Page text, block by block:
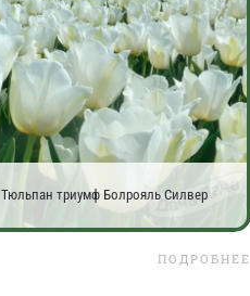
Тюльпан триумф Болрояль Силвер
ПОДРОБНЕЕ